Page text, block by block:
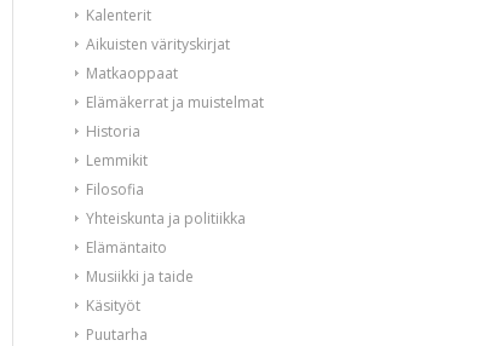
Kalenterit
Aikuisten värityskirjat
Matkaoppaat
Elämäkerrat ja muistelmat
Historia
Lemmikit
Filosofia
Yhteiskunta ja politiikka
Elämäntaito
Musiikki ja taide
Käsityöt
Puutarha